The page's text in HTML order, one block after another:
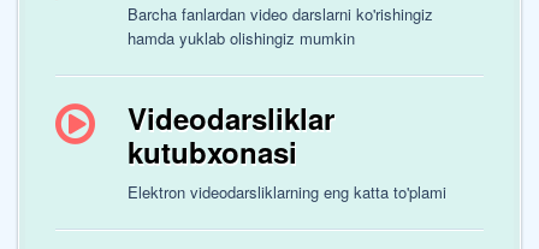
Barcha fanlardan video darslarni ko'rishingiz
hamda yuklab olishingiz mumkin
Videodarsliklar
kutubxonasi
Elektron videodarsliklarning eng katta to'plami